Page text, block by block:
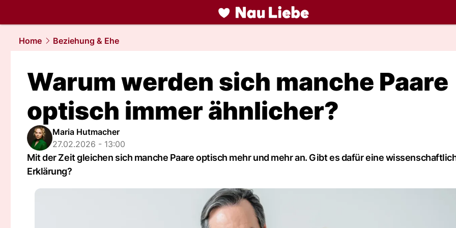
liebe.NAU.ch
Home
Beziehung & Ehe
Warum werden sich manche Paare
optisch immer ähnlicher?
Maria Hutmacher
27.02.2026 - 13:00
Mit der Zeit gleichen sich manche Paare optisch mehr und mehr an. Gibt es dafür eine
Erklärung?